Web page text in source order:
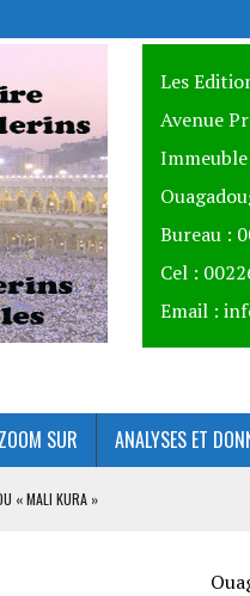
Les
Avenue
Bureau :
Cel :
Email :
ZOOM SUR ANALYSES ET
« MALI KURA »
RAPIDE